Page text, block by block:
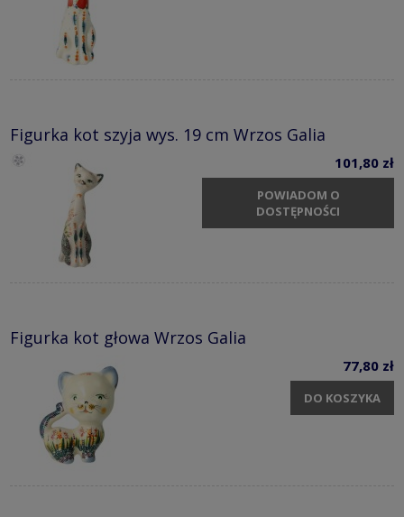
Figurka kot szyja wys. 19 cm Wrzos Galia
101,80 zł
POWIADOM O
DOSTĘPNOŚCI
Figurka kot głowa Wrzos Galia
77,80 zł
DO KOSZYKA